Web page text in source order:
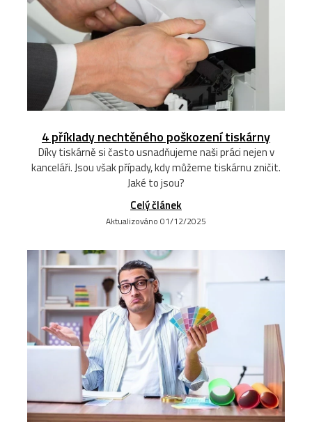
4 příklady nechtěného poškození tiskárny
Díky tiskárně si často usnadňujeme naši práci nejen v
kanceláři. Jsou však případy, kdy můžeme tiskárnu zničit.
Jaké to jsou?
Celý článek
Aktualizováno 01/12/2025